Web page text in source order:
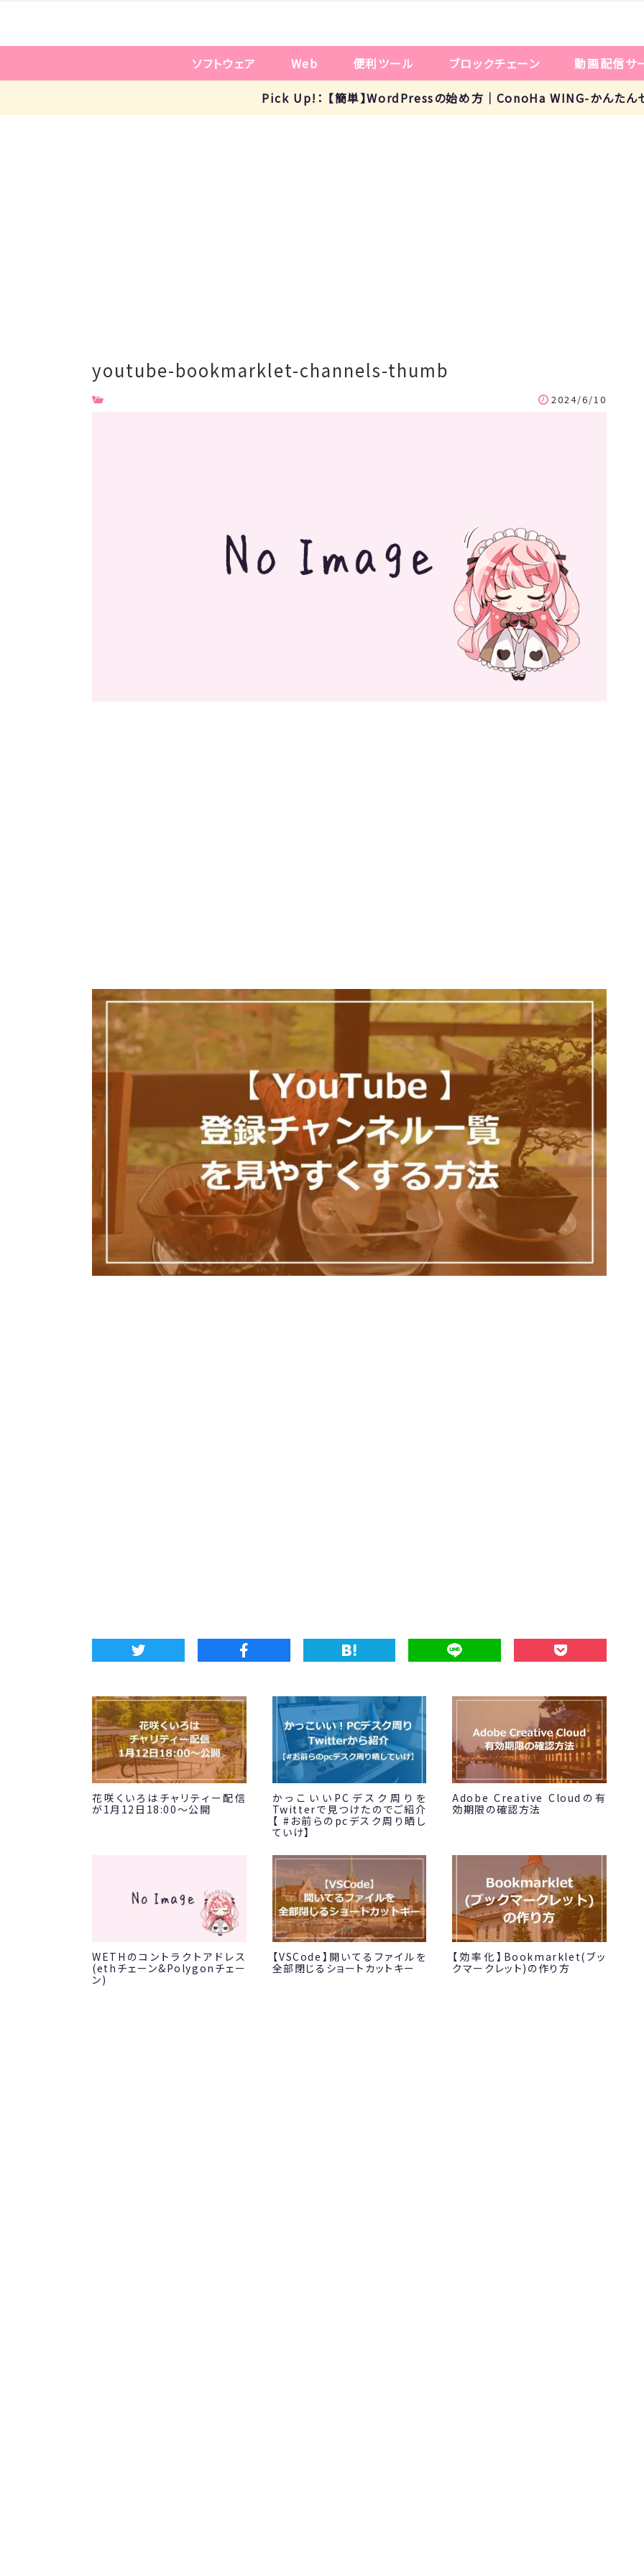
ソフトウェア Web 便利ツール ブロックチェーン 動画配信サ
Pick Up!： 【簡単】WordPressの始め方｜ConoHa WING-かんたん
youtube-bookmarklet-channels-thumb
2024/6/10
花咲くいろはチャリティー配信
が1月12日18:00～公開
かっこいいPCデスク周りを
Twitterで見つけたのでご紹介
【 #お前らのpcデスク周り晒し
ていけ】
Adobe Creative Cloudの有
効期限の確認方法
WETHのコントラクトアドレス
(ethチェーン&Polygonチェー
ン)
【VSCode】開いてるファイルを
全部閉じるショートカットキー
【効率化】Bookmarklet(ブッ
クマークレット)の作り方